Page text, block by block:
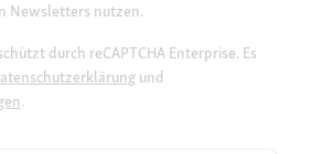
Newsletters nutzen.
durch reCAPTCHA Enterprise. Es
und
.